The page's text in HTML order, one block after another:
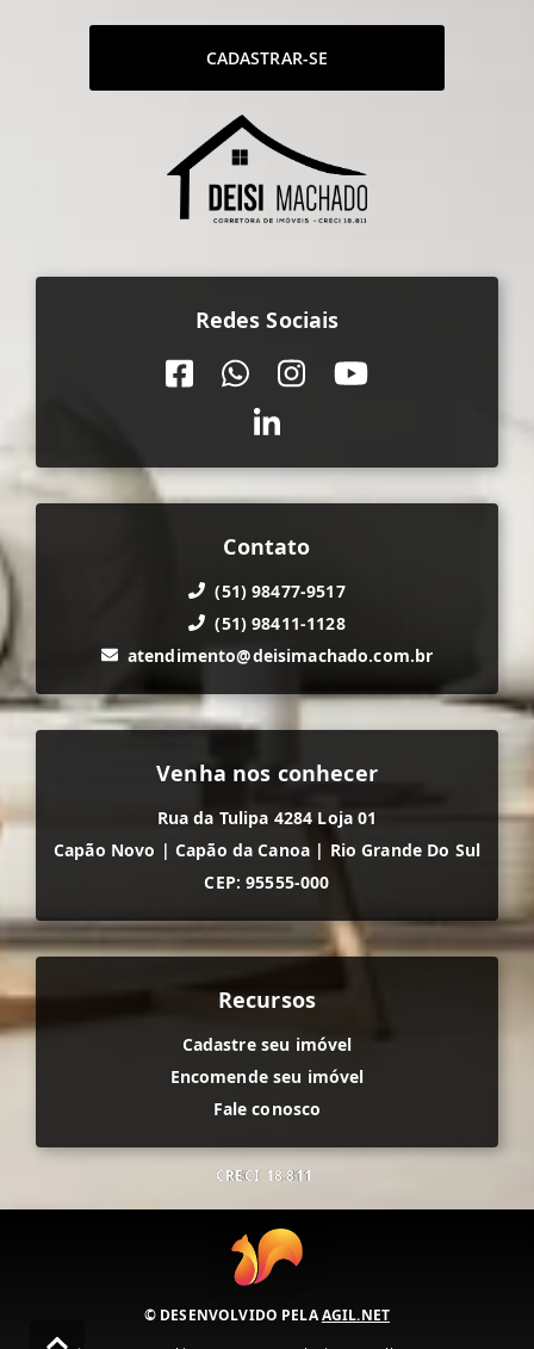
CADASTRAR-SE
Redes Sociais
Contato
(51) 98477-9517
(51) 98411-1128
atendimento@deisimachado.com.br
Venha nos conhecer
Rua da Tulipa 4284 Loja 01
Capão Novo | Capão da Canoa | Rio Grande Do Sul
CEP: 95555-000
Recursos
Cadastre seu imóvel
Encomende seu imóvel
Fale conosco
CRECI 18.811
© DESENVOLVIDO PELAAGIL.NET